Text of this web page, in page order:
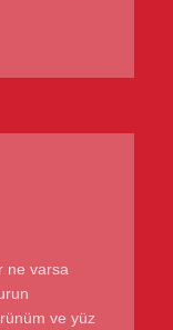
ne varsa
ve yüz